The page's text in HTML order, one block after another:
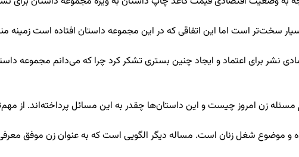
سخت‌تر است اما این اتفاقی که در این مجموعه داستان افتاده است زمینه
نشر برای اعتماد و ایجاد چنین بستری تشکر کرد چرا که می‌دانم مجموعه
مسئله زن امروز چیست و این داستان‌ها چقدر به این مسائل پرداخته‌اند. از
و موضوع شغل زنان است. مساله دیگر الگویی است که به عنوان زن موفق